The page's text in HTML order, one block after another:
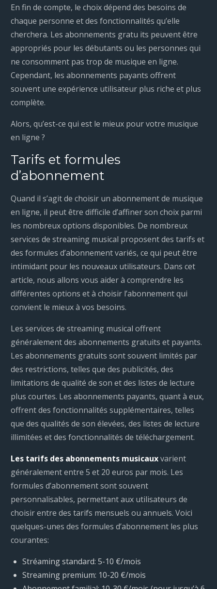
En fin de compte, le choix dépend des besoins de
chaque personne et des fonctionnalités qu’elle
cherchera. Les abonnements gratu its peuvent être
appropriés pour les débutants ou les personnes qui
ne consomment pas trop de musique en ligne.
Cependant, les abonnements payants offrent
souvent une expérience utilisateur plus riche et plus
complète.
Alors, qu’est-ce qui est le mieux pour votre musique
en ligne ?
Tarifs et formules
d’abonnement
Quand il s’agit de choisir un abonnement de musique
en ligne, il peut être difficile d’affiner son choix parmi
les nombreux options disponibles. De nombreux
services de streaming musical proposent des tarifs et
des formules d’abonnement variés, ce qui peut être
intimidant pour les nouveaux utilisateurs. Dans cet
article, nous allons vous aider à comprendre les
différentes options et à choisir l’abonnement qui
convient le mieux à vos besoins.
Les services de streaming musical offrent
généralement des abonnements gratuits et payants.
Les abonnements gratuits sont souvent limités par
des restrictions, telles que des publicités, des
limitations de qualité de son et des listes de lecture
plus courtes. Les abonnements payants, quant à eux,
offrent des fonctionnalités supplémentaires, telles
que des qualités de son élevées, des listes de lecture
illimitées et des fonctionnalités de téléchargement.
Les tarifs des abonnements musicauxvarient
généralement entre 5 et 20 euros par mois. Les
formules d’abonnement sont souvent
personnalisables, permettant aux utilisateurs de
choisir entre des tarifs mensuels ou annuels. Voici
quelques-unes des formules d’abonnement les plus
courantes:
Stréaming standard: 5-10 €/mois
Streaming premium: 10-20 €/mois